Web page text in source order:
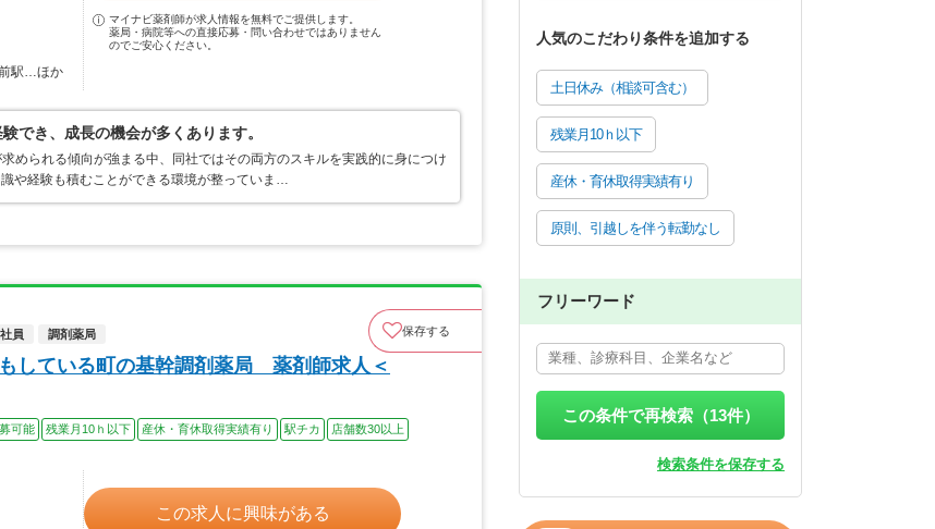
駅…ほか
マイナビ薬剤師が求人情報を無料でご提供します。
薬局・病院等への直接応募・問い合わせではありません
のでご安心ください。
でき、成長の機会が多くあります。
められる傾向が強まる中、同社ではその両方のスキルを実践的に身につけ
や経験も積むことができる環境が整っていま…
員 調剤薬局 保存する
している町の基幹調剤薬局 薬剤師求人＜
可能 残業月10ｈ以下 産休・育休取得実績有り 駅チカ
店舗数30以上
この求人に興味がある
人気のこだわり条件を追加する
土日休み（相談可含む）
残業月10ｈ以下
産休・育休取得実績有り
原則、引越しを伴う転勤なし
フリーワード
この条件で再検索（13件）
検索条件を保存する